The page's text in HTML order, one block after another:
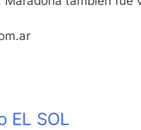
EL SOL